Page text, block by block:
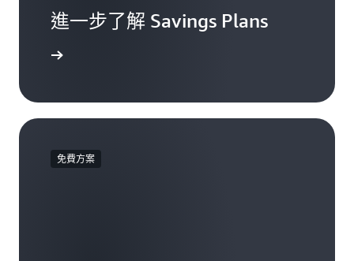
進一步了解 Savings Plans
免費方案